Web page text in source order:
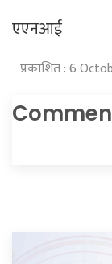
एएनआई
प्रकाशित : 6